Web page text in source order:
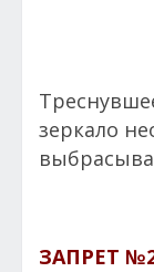
зеркало
ЗАПРЕТ